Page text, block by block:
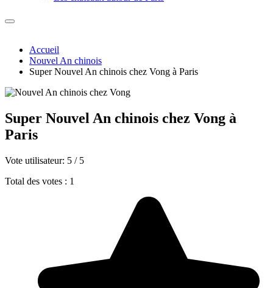
Accueil
Nouvel An chinois
Super Nouvel An chinois chez Vong à Paris
Super Nouvel An chinois chez Vong à
Paris
Vote utilisateur: 5 / 5
Total des votes : 1